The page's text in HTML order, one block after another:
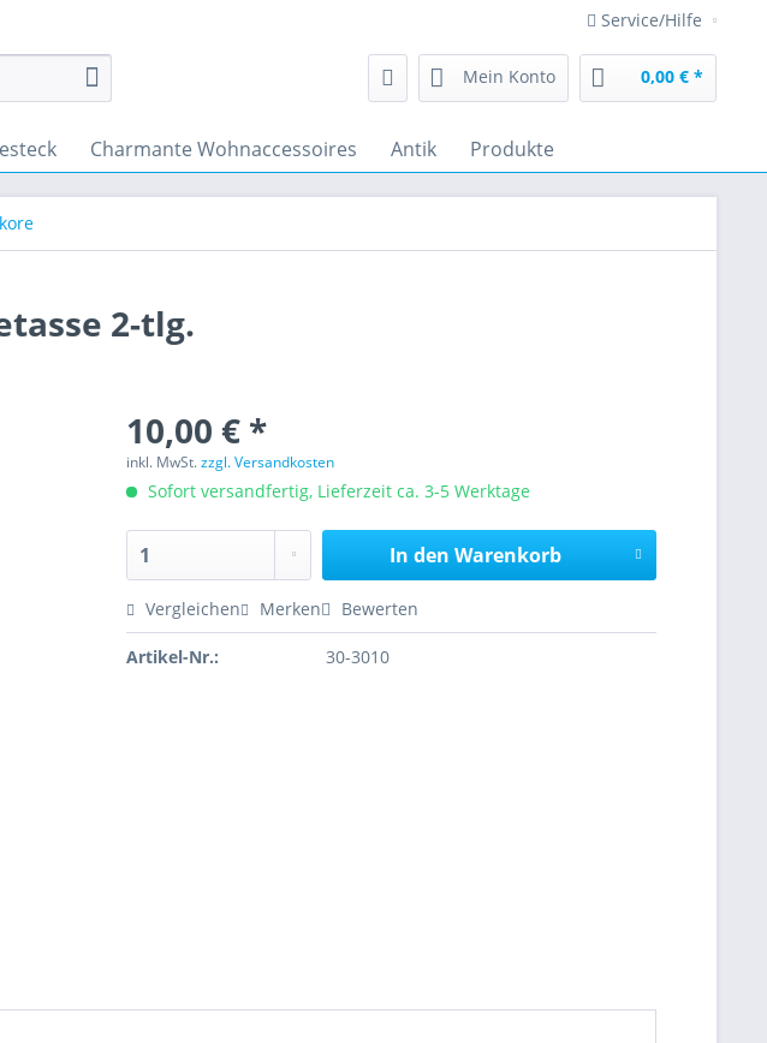
Service/Hilfe
Mein Konto 0,00 € *
Charmante Wohnaccessoires Antik Produkte
2-tlg.
10,00 € *
inkl. MwSt.zzgl. Versandkosten
Sofort versandfertig, Lieferzeit ca. 3-5 Werktage
In den Warenkorb
Vergleichen Merken Bewerten
Artikel-Nr.: 30-3010